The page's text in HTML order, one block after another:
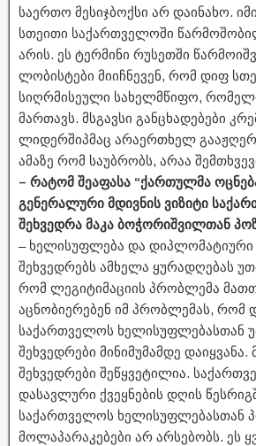
საერთო მესიჯბოქსი არ დაინახო.
სთეითი საქართველოში
არის. ეს ტერმინი რუსეთში
ლობისტები მიიჩნევენ, რომ დიფ
სიღრმისეული სახელმწიფო,
მართავს. მსგავსი განცხადებები
ლიდერშიპმაც არაერთხელ
ამაზე რომ საუბრობს, არაა
– რატომ შეაფასა “ქართულმა
გენერალური მდივნის ვიზიტი
შეხვედრა მაკა ბოჭორიშვილთან
– ხელისუფლება და დიპლომატიური
შეხვედრებს ამხელა ყურადღებას
რომ ლეგიტიმაციის პრობლემა
აცნობიერებენ იმ პრობლემას, რომ
საქართველოს ხელისუფლებასთან
შეხვედრები მინიმუმამდე
შეხვედრები შეწყვეტილია.
დასავლური ქვეყნების დღის
საქართველოს ხელისუფლებასთან
მოლაპარაკებები არ არსებობს. ეს